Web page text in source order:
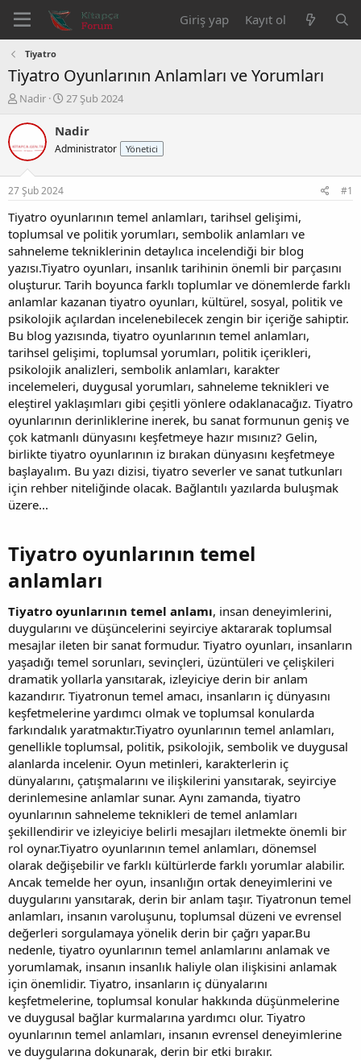
Giriş yap Kayıt ol
Tiyatro
Tiyatro Oyunlarının Anlamları ve Yorumları
K
n
u
u
b
a
ş
l
a
t
a
n
Nadir
B
ş
l
a
ç
a
r
i
h
i
27 Şub 2024
Nadir
Administrator Yönetici
27 Şub 2024 #1
Tiyatro oyunlarının temel anlamları, tarihsel gelişimi,
toplumsal ve politik yorumları, sembolik anlamları ve
sahneleme tekniklerinin detaylıca incelendiği bir blog
yazısı.Tiyatro oyunları, insanlık tarihinin önemli bir parçasını
oluşturur. Tarih boyunca farklı toplumlar ve dönemlerde farklı
anlamlar kazanan tiyatro oyunları, kültürel, sosyal, politik ve
psikolojik açılardan incelenebilecek zengin bir içeriğe sahiptir.
Bu blog yazısında, tiyatro oyunlarının temel anlamları,
tarihsel gelişimi, toplumsal yorumları, politik içerikleri,
psikolojik analizleri, sembolik anlamları, karakter
incelemeleri, duygusal yorumları, sahneleme teknikleri ve
eleştirel yaklaşımları gibi çeşitli yönlere odaklanacağız. Tiyatro
oyunlarının derinliklerine inerek, bu sanat formunun geniş ve
çok katmanlı dünyasını keşfetmeye hazır mısınız? Gelin,
birlikte tiyatro oyunlarının iz bırakan dünyasını keşfetmeye
başlayalım. Bu yazı dizisi, tiyatro severler ve sanat tutkunları
için rehber niteliğinde olacak. Bağlantılı yazılarda buluşmak
üzere...
Tiyatro oyunlarının temel
anlamları​
Tiyatro oyunlarının temel anlamı, insan deneyimlerini,
duygularını ve düşüncelerini seyirciye aktararak toplumsal
mesajlar ileten bir sanat formudur. Tiyatro oyunları, insanların
yaşadığı temel sorunları, sevinçleri, üzüntüleri ve çelişkileri
dramatik yollarla yansıtarak, izleyiciye derin bir anlam
kazandırır. Tiyatronun temel amacı, insanların iç dünyasını
keşfetmelerine yardımcı olmak ve toplumsal konularda
farkındalık yaratmaktır.Tiyatro oyunlarının temel anlamları,
genellikle toplumsal, politik, psikolojik, sembolik ve duygusal
alanlarda incelenir. Oyun metinleri, karakterlerin iç
dünyalarını, çatışmalarını ve ilişkilerini yansıtarak, seyirciye
derinlemesine anlamlar sunar. Aynı zamanda, tiyatro
oyunlarının sahneleme teknikleri de temel anlamları
şekillendirir ve izleyiciye belirli mesajları iletmekte önemli bir
rol oynar.Tiyatro oyunlarının temel anlamları, dönemsel
olarak değişebilir ve farklı kültürlerde farklı yorumlar alabilir.
Ancak temelde her oyun, insanlığın ortak deneyimlerini ve
duygularını yansıtarak, derin bir anlam taşır. Tiyatronun temel
anlamları, insanın varoluşunu, toplumsal düzeni ve evrensel
değerleri sorgulamaya yönelik derin bir çağrı yapar.Bu
nedenle, tiyatro oyunlarının temel anlamlarını anlamak ve
yorumlamak, insanın insanlık haliyle olan ilişkisini anlamak
için önemlidir. Tiyatro, insanların iç dünyalarını
keşfetmelerine, toplumsal konular hakkında düşünmelerine
ve duygusal bağlar kurmalarına yardımcı olur. Tiyatro
oyunlarının temel anlamları, insanın evrensel deneyimlerine
ve duygularına dokunarak, derin bir etki bırakır.